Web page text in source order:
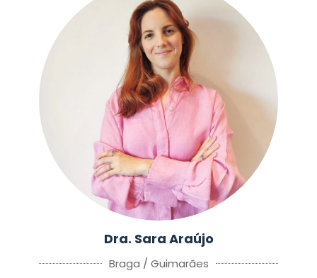
Dra. Sara Araújo
Braga / Guimarães